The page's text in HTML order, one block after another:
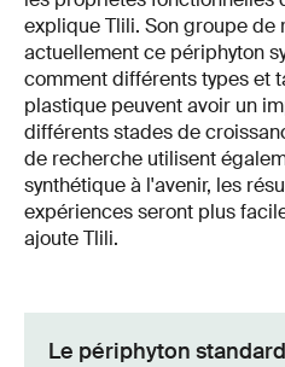
explique Tlili. Son groupe de
actuellement ce périphyton
comment différents types et
plastique peuvent avoir un
différents stades de
de recherche utilisent
synthétique à l'avenir, les
expériences seront plus
ajoute Tlili.
Le périphyton